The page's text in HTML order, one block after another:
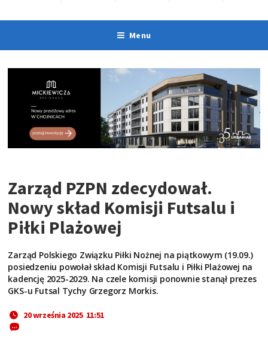
Menu
Zarząd PZPN zdecydował.
Nowy skład Komisji Futsalu i
Piłki Plażowej
Zarząd Polskiego Związku Piłki Nożnej na piątkowym (19.09.)
posiedzeniu powołał skład Komisji Futsalu i Piłki Plażowej na
kadencję 2025-2029. Na czele komisji ponownie stanął prezes
GKS-u Futsal Tychy Grzegorz Morkis.
20 września 2025 11:51